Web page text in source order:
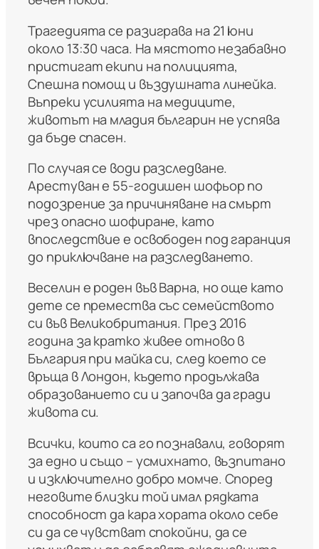
Трагедията се разиграва на 21 юни
около 13:30 часа. На мястото незабавно
пристигат екипи на полицията,
Спешна помощ и въздушната линейка.
Въпреки усилията на медиците,
животът на младия българин не успява
да бъде спасен.
По случая се води разследване.
Арестуван е 55-годишен шофьор по
подозрение за причиняване на смърт
чрез опасно шофиране, като
впоследствие е освободен под гаранция
до приключване на разследването.
Веселин е роден във Варна, но още като
дете се премества със семейството
си във Великобритания. През 2016
година за кратко живее отново в
България при майка си, след което се
връща в Лондон, където продължава
образованието си и започва да гради
живота си.
Всички, които са го познавали, говорят
за едно и също – усмихнато, възпитано
и изключително добро момче. Според
неговите близки той имал рядката
способност да кара хората около себе
си да се чувстват спокойни, да се